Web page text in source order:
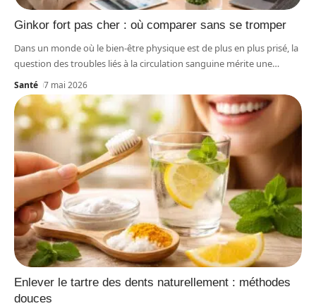
Ginkor fort pas cher : où comparer sans se tromper
Dans un monde où le bien-être physique est de plus en plus prisé, la
question des troubles liés à la circulation sanguine mérite une…
Santé 7 mai 2026
Enlever le tartre des dents naturellement : méthodes
douces